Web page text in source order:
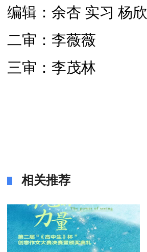
编辑：余杏 实习 杨欣
二审：李薇薇
三审：李茂林
相关推荐